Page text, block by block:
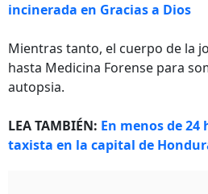
incinerada en Gracias a Dios
Mientras tanto, el cuerpo de la
hasta Medicina Forense para
autopsia.
LEA TAMBIÉN: En menos de
taxista en la capital de